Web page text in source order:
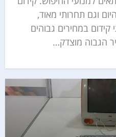
וגם תחרותי מאוד,
במחירים גבוהים
הגבוה מוצדק…